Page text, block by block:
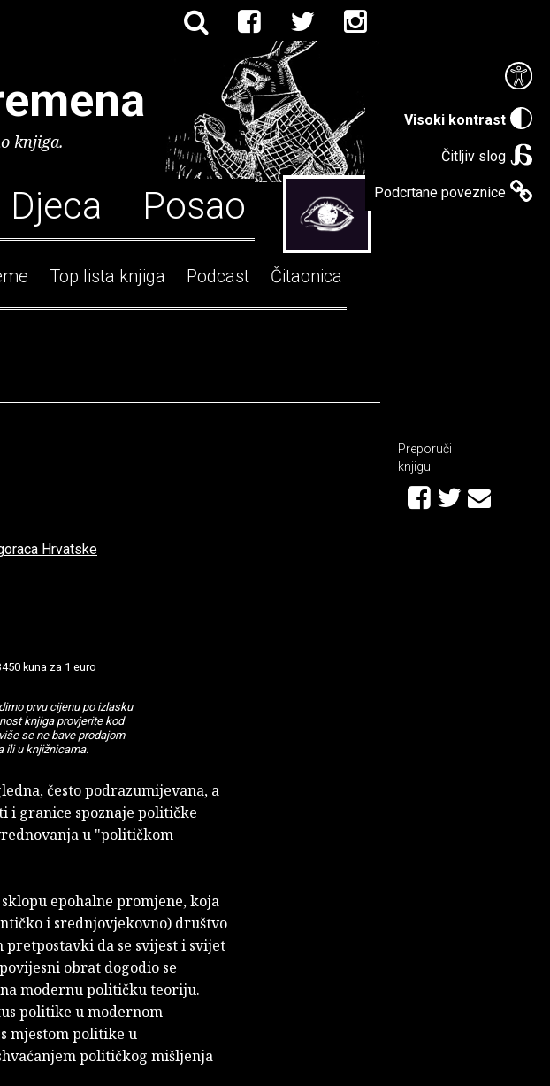
Visoki kontrast
Čitljiv slog
Podcrtane poveznice
knjiga.
Djeca Posao
Top lista knjiga Podcast Čitaonica
Hrvatske
kuna za 1 euro
prvu cijenu po izlasku
knjiga provjerite kod
se ne bave prodajom
ili u knjižnicama.
često podrazumijevana, a
i granice spoznaje političke
u "političkom
epohalne promjene, koja
i srednjovjekovno) društvo
da se svijest i svijet
obrat dogodio se
modernu političku teoriju.
politike u modernom
mjestom politike u
političkog mišljenja
Preporuči
knjigu